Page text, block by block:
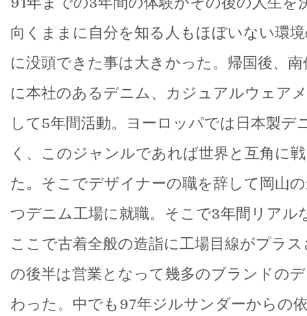
向くままに自分を知る人もほぼいない環
に没頭できた事は大きかった。帰国後、
に本社のあるデニム、カジュアルウェア
して5年間活動。ヨーロッパでは日本製デ
く、このジャンルであれば世界と互角に
た。そこでデザイナーの職を辞して岡山
つデニム工場に就職。そこで3年間リアル
ここで古着全般の造詣に工場目線がプラ
の後半は営業となって幾多のブランドの
わった。中でも97年ジルサンダーからの